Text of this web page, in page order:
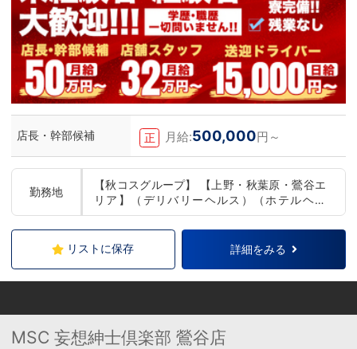
店長・幹部候補 正 月給:500,000円～
勤務地
【秋コスグループ】 【上野・秋葉原・鶯谷エ
リア】（デリバリーヘルス）（ホテルヘル
ス） 【品川・五反田エリア】（デリバリーヘ
ルス） 【小岩・錦糸町エリア】（店舗型ヘル
ス）（デリバリーヘルス） 【西川口エリア】
人の希望に沿わない店舗異動や頻繁な店舗異
リストに保存 詳細をみる
MSC 妄想紳士倶楽部 鶯谷店